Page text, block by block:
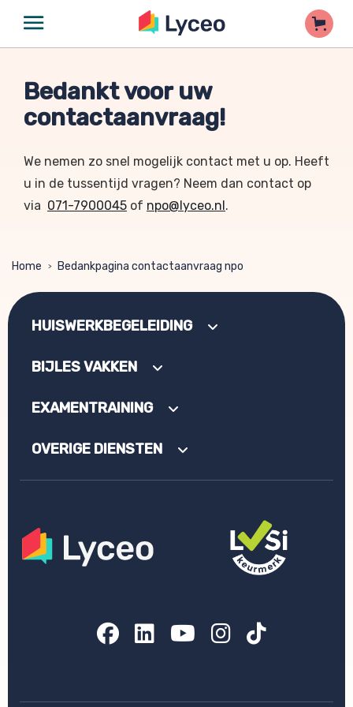
Bedankt voor uw
contactaanvraag!
We nemen zo snel mogelijk contact met u op. Heeft
u in de tussentijd vragen? Neem dan contact op
via 071-7900045 of npo@lyceo.nl.
Home > Bedankpagina contactaanvraag npo
HUISWERKBEGELEIDING
BIJLES VAKKEN
EXAMENTRAINING
OVERIGE DIENSTEN
Facebook
LinkedIn
YouTube
Instagram
TikTok